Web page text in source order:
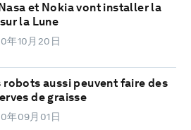
et Nokia vont installer la
la Lune
年10月20日
robots aussi peuvent faire des
de graisse
年09月01日